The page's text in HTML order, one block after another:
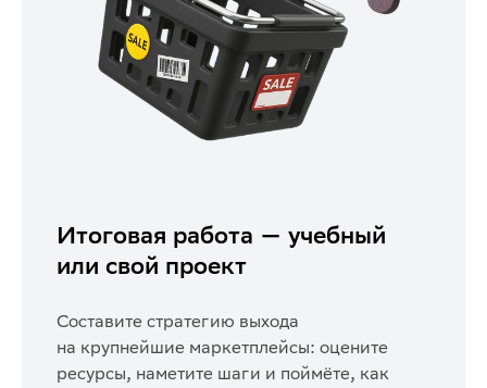
Итоговая работа — учебный
или свой проект
Составите стратегию выхода
на крупнейшие маркетплейсы: оцените
ресурсы, наметите шаги и поймёте, как